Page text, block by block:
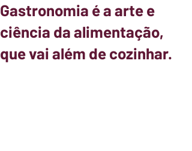
Gastronomia é a arte e
ciência da alimentação,
que vai além de cozinhar.